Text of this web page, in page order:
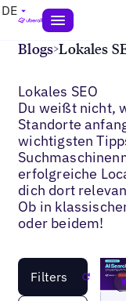
DE
Blogs>Lokales
Lokales SEO
Du weißt nicht,
Standorte
wichtigsten
erfolgreiche
dich dort
Ob in
oder beidem!
Filters Reset